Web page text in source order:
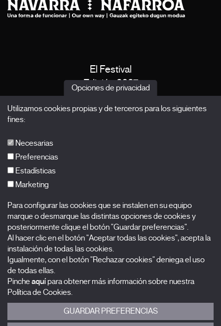
El Festival
Edición 2027
Acreditaciones
Nombre
Apellidos
Correo electrónico
Selecciona una categoría
0 listas seleccionadas
Acepto términos, condiciones ypolítica de privacidad
Opciones de privacidad
Utilizamos cookies propias y de terceros para los siguientes
fines:
Necesarias
Preferencias
Estadísticas
Marketing
Para configurar las cookies que se instalen en su equipo
marque o desmarque las distintas opciones de cookies y
posteriormente clique el botón "Guardar preferencias".
Al hacer clic en el botón "Aceptar todas las cookies", acepta la
instalación de todas las cookies.
Igualmente, con el botón "Rechazar cookies" deniega el uso
de todas ellas.
Pinche aquí para obtener más información sobre nuestra
Política de Cookies.
GUARDAR PREFERENCIAS